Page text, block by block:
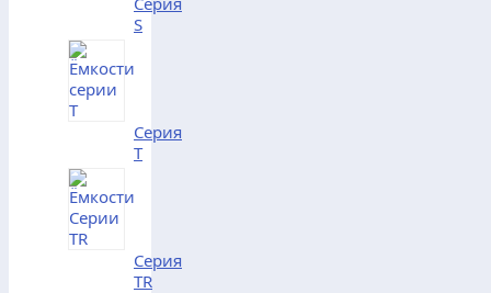
S
Серия
T
Серия
TR